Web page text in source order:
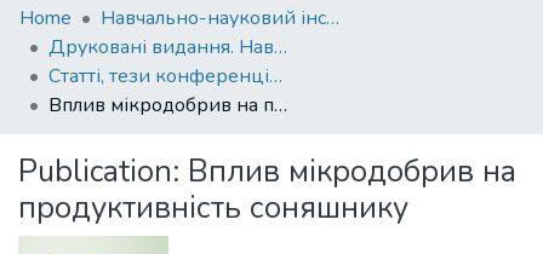
Communities
&
Collections
Statistics
Home
Навчально-науковий інститут агротехнологій, селекції та екології
Друковані видання. Навчально-науковий інститут агротехнологій, селекції та екології
Статті, тези конференцій. Навчально-науковий інститут агротехнологій, селекції та екології
Вплив мікродобрив на продуктивність соняшнику
Publication: Вплив мікродобрив на
продуктивність соняшнику